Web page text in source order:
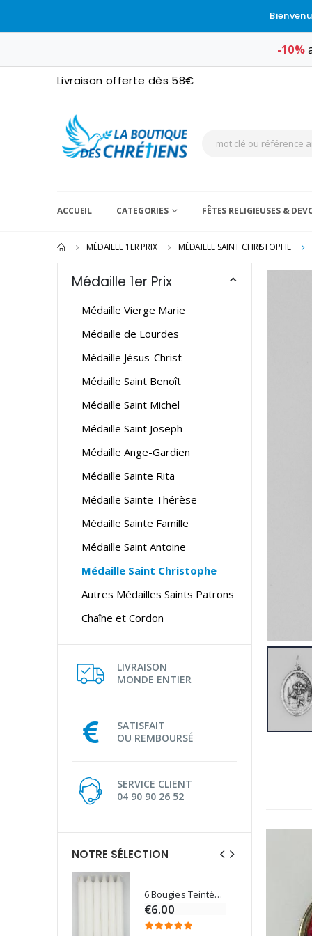
-10%
Livraison offerte dès 58€
ACCUEIL CATEGORIES FÊTES RELIGIEUSES &
MÉDAILLE 1ER PRIX MÉDAILLE SAINT CHRISTOPHE
Médaille 1er Prix
Médaille Vierge Marie
Médaille de Lourdes
Médaille Jésus-Christ
Médaille Saint Benoît
Médaille Saint Michel
Médaille Saint Joseph
Médaille Ange-Gardien
Médaille Sainte Rita
Médaille Sainte Thérèse
Médaille Sainte Famille
Médaille Saint Antoine
Médaille Saint Christophe
Autres Médailles Saints Patrons
Chaîne et Cordon
LIVRAISON
MONDE ENTIER
SATISFAIT
OU REMBOURSÉ
SERVICE CLIENT
04 90 90 26 52
NOTRE SÉLECTION
6 Bougies Teintées Masse Couleur Blanche
€6.00